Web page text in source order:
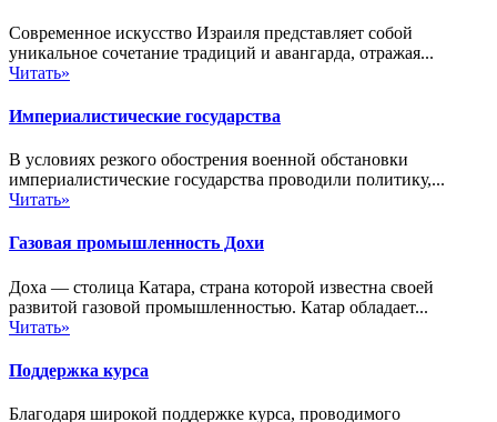
Современное искусство Израиля представляет собой
уникальное сочетание традиций и авангарда, отражая...
Читать»
Империалистические государства
В условиях резкого обострения военной обстановки
империалистические государства проводили политику,...
Читать»
Газовая промышленность Дохи
Доха — столица Катара, страна которой известна своей
развитой газовой промышленностью. Катар обладает...
Читать»
Поддержка курса
Благодаря широкой поддержке курса, проводимого